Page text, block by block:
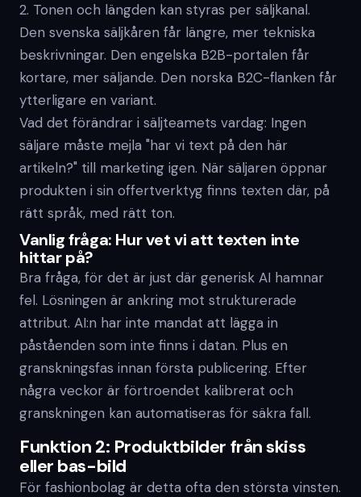
2. Tonen och längden kan styras per säljkanal.
Den svenska säljkåren får längre, mer tekniska
beskrivningar. Den engelska B2B-portalen får
kortare, mer säljande. Den norska B2C-flanken får
ytterligare en variant.
Vad det förändrar i säljteamets vardag: Ingen
säljare måste mejla "har vi text på den här
artikeln?" till marketing igen. När säljaren öppnar
produkten i sin offertverktyg finns texten där, på
rätt språk, med rätt ton.
Vanlig fråga: Hur vet vi att texten inte
hittar på?
Bra fråga, för det är just där generisk AI hamnar
fel. Lösningen är ankring mot strukturerade
attribut. AI:n har inte mandat att lägga in
påståenden som inte finns i datan. Plus en
granskningsfas innan första publicering. Efter
några veckor är förtroendet kalibrerat och
granskningen kan automatiseras för säkra fall.
Funktion 2: Produktbilder från skiss
eller bas-bild
För fashionbolag är detta ofta den största vinsten.